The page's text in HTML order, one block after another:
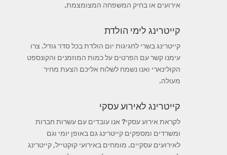
אירועים או בחיק המשפחה המצומצמת.
קייטרינג לימי הולדת
קייטרינג בשרי לחגיגות יום הולדת בכל סדר גודל. צרו
עימנו קשר עם הפרטים על כמות המוזמנים והקונספט
הקולינארי ואנו נשמח לשלוח אליכם הצעת מחיר
מעולה.
קייטרינג לאירוע עסקי
לקראת אירוע עסקי? אנו עובדים עם עשרות חברות
ומשרדים ומספקים קייטרינג גם באופן יומי וגם
לאירועים עסקיים. מומחים באירועי קוקטייל, קייטרינג